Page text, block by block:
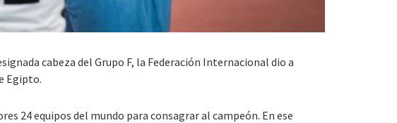
cabeza del Grupo F, la Federación Internacional dio a
Egipto.
24 equipos del mundo para consagrar al campeón. En ese